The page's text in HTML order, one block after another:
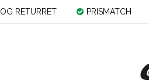
RETURRET PRISMATCH